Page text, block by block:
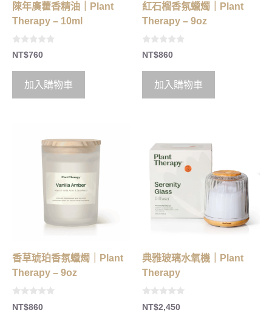
陳年廣藿香精油｜Plant
Therapy – 10ml
0
o
5
NT$760
加入購物車
紅石榴香氛蠟燭｜Plant
Therapy – 9oz
0
o
5
NT$860
加入購物車
香草琥珀香氛蠟燭｜Plant
Therapy – 9oz
0
oNT$860
典雅玻璃水氧機｜Plant
Therapy
0
oNT$2,450